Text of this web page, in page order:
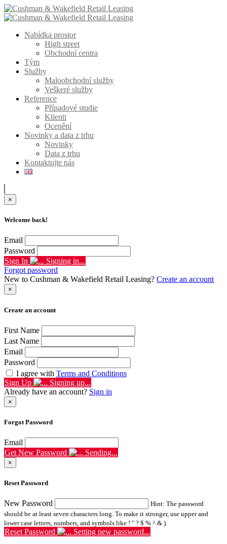
Nabídka prostor
High street
Obchodní centra
Tým
Služby
Maloobchodní služby
Veškeré služby
Reference
Případové studie
Klienti
Ocenění
Novinky a data z trhu
Novinky
Data z trhu
Kontaktujte nás
×
Welcome back!
Email
Password
Sign In
Signing in...
Forgot password
New to Cushman & Wakefield Retail Leasing? Create an account
×
Create an account
First Name
Last Name
Email
Password
I agree with Terms and Conditions
Sign Up
Signing up...
Already have an account? Sign in
×
Forgot Password
Email
Get New Password
Sending...
×
Reset Password
New Password
Hint: The password
should be at least seven characters long. To make it stronger, use upper and
lower case letters, numbers, and symbols like ! " ? $ % ^ & ).
Reset Password
Setting new password...